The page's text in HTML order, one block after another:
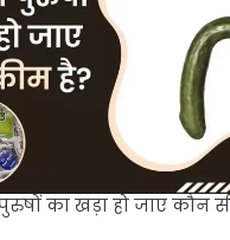
का खड़ा हो जाए कौन